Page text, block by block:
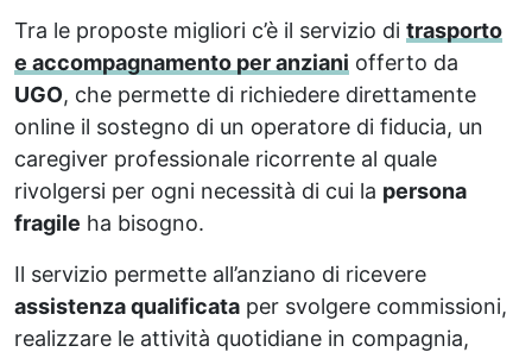
Tra le proposte migliori c’è il servizio di trasporto
e accompagnamento per anziani offerto da
UGO, che permette di richiedere direttamente
online il sostegno di un operatore di fiducia, un
caregiver professionale ricorrente al quale
rivolgersi per ogni necessità di cui la persona
fragile ha bisogno.
Il servizio permette all’anziano di ricevere
assistenza qualificata per svolgere commissioni,
realizzare le attività quotidiane in compagnia,